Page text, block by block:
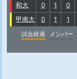
和大 0 1 0
甲南大
0 1 1
試合経過
メンバー